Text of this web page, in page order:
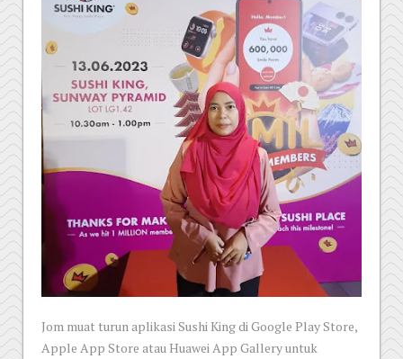
Jom muat turun aplikasi Sushi King di Google Play Store,
Apple App Store atau Huawei App Gallery untuk